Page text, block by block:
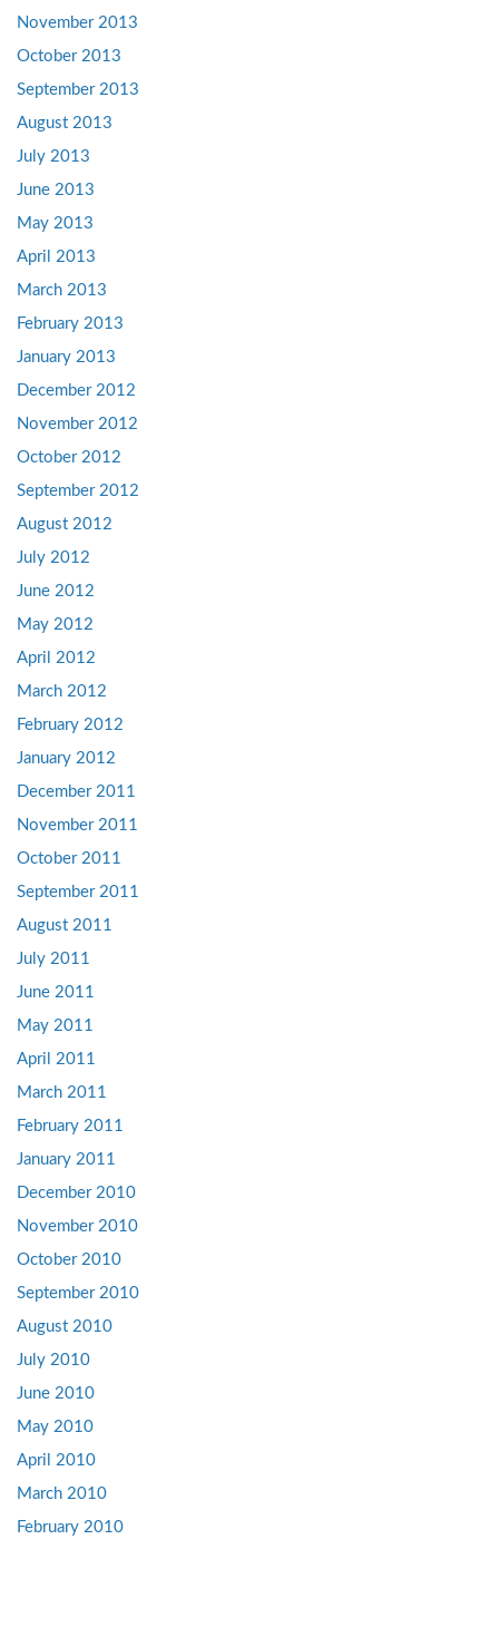
November 2013
October 2013
September 2013
August 2013
July 2013
June 2013
May 2013
April 2013
March 2013
February 2013
January 2013
December 2012
November 2012
October 2012
September 2012
August 2012
July 2012
June 2012
May 2012
April 2012
March 2012
February 2012
January 2012
December 2011
November 2011
October 2011
September 2011
August 2011
July 2011
June 2011
May 2011
April 2011
March 2011
February 2011
January 2011
December 2010
November 2010
October 2010
September 2010
August 2010
July 2010
June 2010
May 2010
April 2010
March 2010
February 2010